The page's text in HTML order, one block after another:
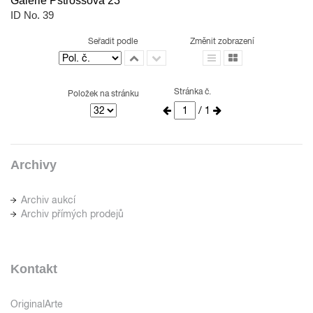
ID No. 39
Seřadit podle Změnit zobrazení
Položek na stránku Stránka č.
/ 1
Archivy
Archiv aukcí
Archiv přímých prodejů
Kontakt
OriginalArte